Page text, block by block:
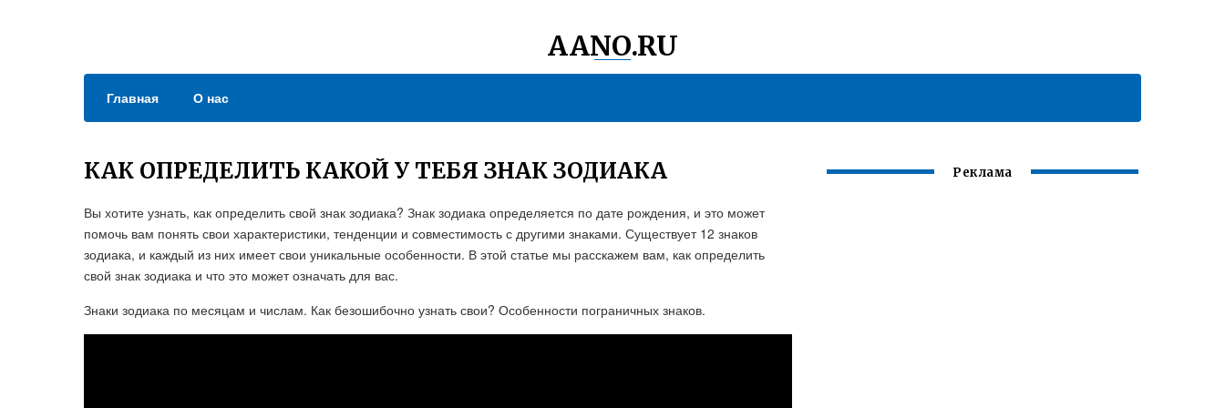
AANO.RU
Главная О нас
КАК ОПРЕДЕЛИТЬ КАКОЙ У ТЕБЯ ЗНАК ЗОДИАКА
Вы хотите узнать, как определить свой знак зодиака? Знак зодиака определяется по дате рождения, и это может
помочь вам понять свои характеристики, тенденции и совместимость с другими знаками. Существует 12 знаков
зодиака, и каждый из них имеет свои уникальные особенности. В этой статье мы расскажем вам, как определить
свой знак зодиака и что это может означать для вас.
Знаки зодиака по месяцам и числам. Как безошибочно узнать свои? Особенности пограничных знаков.
Реклама